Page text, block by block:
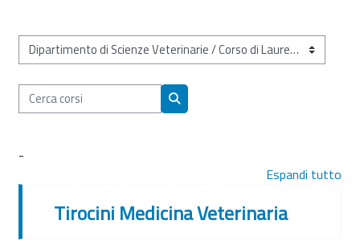
Categorie di corso
Cerca corsi
Cerca corsi
-
Espandi tutto
Tirocini Medicina Veterinaria